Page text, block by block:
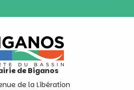
de Biganos
de la Libération